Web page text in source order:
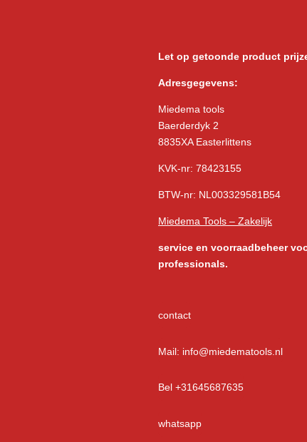
Let op getoonde product
Adresgegevens:
Miedema tools
Baerderdyk 2
8835XA Easterlittens
KVK-nr: 78423155
BTW-nr: NL003329581B54
Miedema Tools – Zakelijk
service en voorraadbeheer
professionals.
contact
Mail: info@miedematools.nl
Bel +31645687635
whatsapp